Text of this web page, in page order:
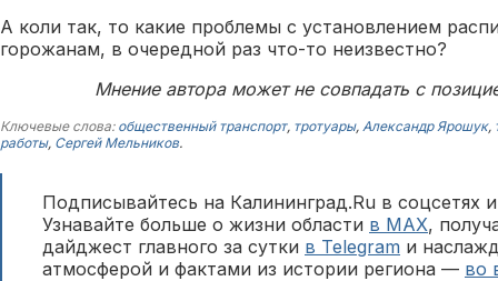
А коли так, то какие проблемы с установлением
горожанам, в очередной раз что-то неизвестно?
Мнение автора может не совпадать с
Ключевые слова: общественный транспорт, тротуары, Александр Ярошук,
работы, Сергей Мельников.
Подписывайтесь на Калининград.Ru в соцсетях
Узнавайте больше о жизни области в MAX,
дайджест главного за сутки в Telegram и
атмосферой и фактами из истории региона — во